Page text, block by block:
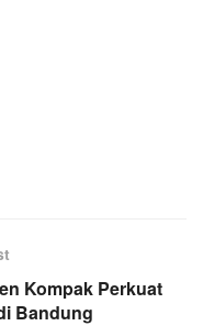
Kompak Perkuat
Bandung